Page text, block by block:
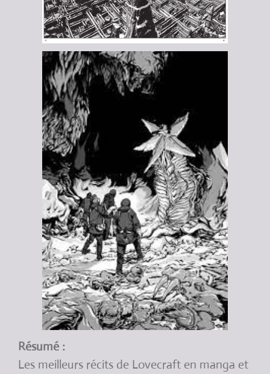
Résumé :
Les meilleurs récits de Lovecraft en manga et